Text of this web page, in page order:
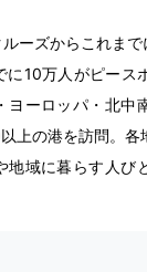
ーズからこれま
に10万人がピース
ーロッパ・北中
上の港を訪問。各
地域に暮らす人び